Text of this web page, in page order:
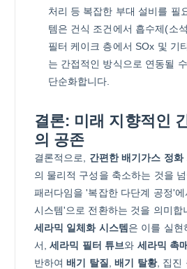
처리 등 복잡한 부대 설비를 필
템은 건식 조건에서 흡수제(소
필터 케이크 층에서 SOx 및 기
는 간접적인 방식으로 연동될
단순화합니다.
결론: 미래 지향적인
의 공존
결론적으로, 간편한 배기가스 정화
의 물리적 구성을 축소하는 것을
패러다임을 '복잡한 다단계 공정'
시스템'으로 전환하는 것을 의미합
세라믹 일체화 시스템 은 이를 실현
서, 세라믹 필터 튜브와 세라믹 촉매
반하여배기 탈질 ,배기 탈황, 집진